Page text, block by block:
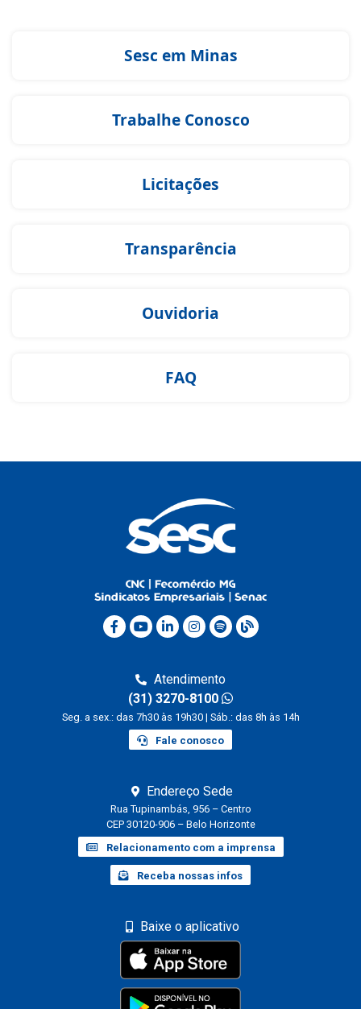
Sesc em Minas
Trabalhe Conosco
Licitações
Transparência
Ouvidoria
FAQ
Atendimento
(31) 3270-8100
Seg. a sex.: das 7h30 às 19h30 | Sáb.: das 8h às 14h
Fale conosco
Endereço Sede
Rua Tupinambás, 956 – Centro
CEP 30120-906 – Belo Horizonte
Relacionamento com a imprensa
Receba nossas infos
Baixe o aplicativo